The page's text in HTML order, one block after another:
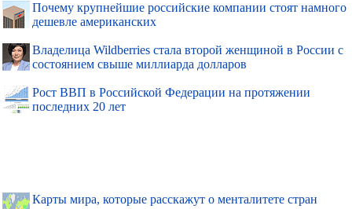
Почему крупнейшие российские компании стоят намного
дешевле американских
Владелица Wildberries стала второй женщиной в России с
состоянием свыше миллиарда долларов
Рост ВВП в Российской Федерации на протяжении
последних 20 лет
Карты мира, которые расскажут о менталитете стран